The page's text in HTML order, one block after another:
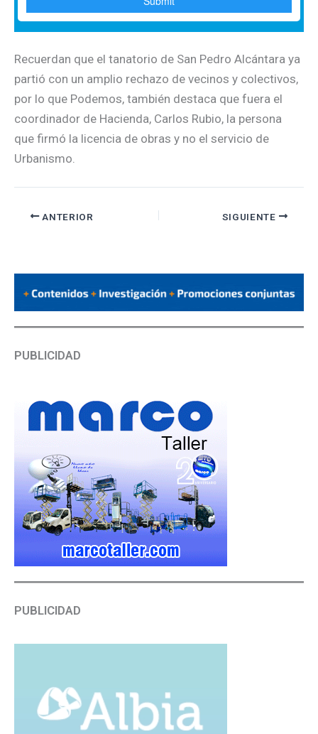
Recuerdan que el tanatorio de San Pedro Alcántara ya
partió con un amplio rechazo de vecinos y colectivos,
por lo que Podemos, también destaca que fuera el
coordinador de Hacienda, Carlos Rubio, la persona
que firmó la licencia de obras y no el servicio de
Urbanismo.
ANTERIOR SIGUIENTE
PUBLICIDAD
PUBLICIDAD